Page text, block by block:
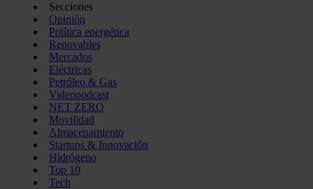
Secciones
Opinión
Política energética
Renovables
Mercados
Eléctricas
Petróleo & Gas
Videopodcast
NET ZERO
Movilidad
Almacenamiento
Startups & Innovación
Hidrógeno
Top 10
Tech